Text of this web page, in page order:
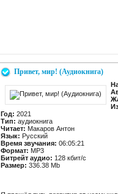
Привет, мир! (Аудиокнига)
Год: 2021
Тип: аудиокнига
Читает: Макаров Антон
Язык: Русский
Время звучания: 06:05:21
Формат: MP3
Битрейт аудио: 128 кбит/c
Размер: 336.38 Mb